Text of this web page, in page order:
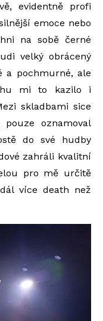
evidentně profi
emoce nebo
na sobě černé
velký obrácený
a pochmurné, ale
mi to kazilo i
skladbami sice
pouze oznamoval
do své hudby
zahráli kvalitní
pro mě určitě
více death než